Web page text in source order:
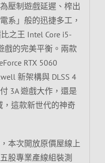
壓制遊戲延遲、榨出
系」般的迅捷多工，
之王 Intel Core i5-
戲的完美平衡。兩款
RTX 5060
新架構與 DLSS 4
3A 遊戲大作，還是
這款新世代的神奇
本次開放原價屋線上
股專業產線組裝測